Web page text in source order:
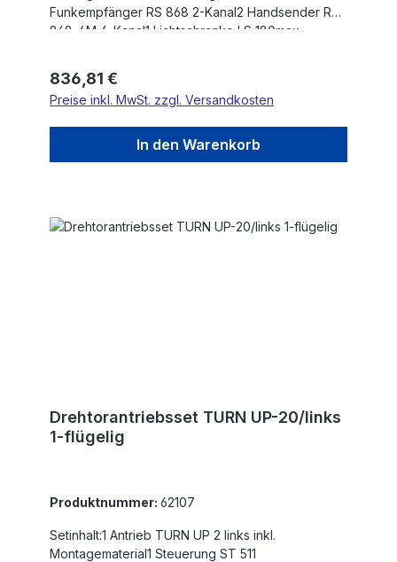
Funkempfänger RS 868 2-Kanal2 Handsender RS
868-4M 4-Kanal1 Lichtschranke LS 180max.
20/TagSelbsthemmender AntriebKraftregulierung
über Steuerung230V AC-MotorHohes
DrehmomentSehr leiser BetriebSanftstopp in
Kombination mit Steuerung ST51Die max.
Flügelbreite ist für winddurchlässige Füllungen und
Regulärer Preis:
836,81 €
Preise inkl. MwSt. zzgl. Versandkosten
In den Warenkorb
Drehtorantriebsset TURN UP-20/links
1-flügelig
Produktnummer: 62107
Setinhalt:1 Antrieb TURN UP 2 links inkl.
Montagematerial1 Steuerung ST 511